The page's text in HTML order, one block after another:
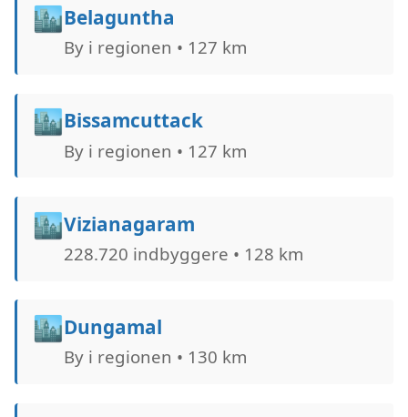
🏙️Belaguntha
By i regionen • 127 km
🏙️Bissamcuttack
By i regionen • 127 km
🏙️Vizianagaram
228.720 indbyggere • 128 km
🏙️Dungamal
By i regionen • 130 km